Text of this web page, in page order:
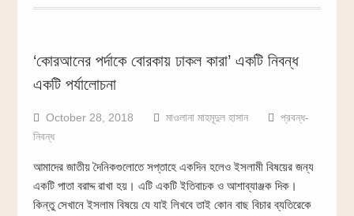
‘কোরআনের পর্দাকে বোরকায় ঢাকল কারা’ একটি নিবন্ধ
একটি পর্যালোচনা
October 28, 2018 মাওলানা মাহমূদুল হাসান
প্রবন্ধ-
নিবন্ধ
আমাদের জাতীয় দৈনিকগুলোতে সপ্তাহে একদিন হলেও ইসলামী বিষয়ের জন্য
একটি পাতা বরাদ্দ রাখা হয়। এটি একটি ইতিবাচক ও আশাব্যাঞ্জক দিক।
কিন্তু সেখানে ইসলাম বিষয়ে যে যাই লিখবে তাই কোন বাছ বিচার ব্যতিরেকে